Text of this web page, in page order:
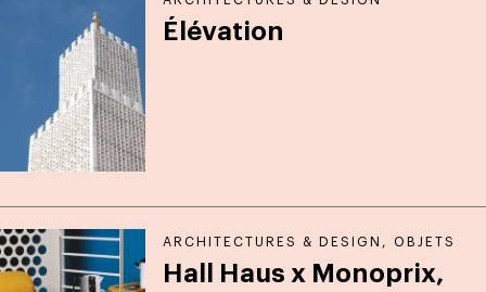
Élévation
ARCHITECTURES & DESIGN ,OBJETS
Hall Haus x Monoprix,